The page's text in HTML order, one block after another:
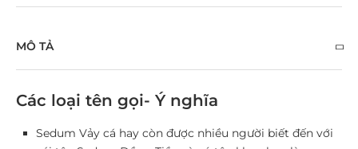
MÔ TẢ
Các loại tên gọi- Ý nghĩa
Sedum Vảy cá hay còn được nhiều người biết đến với